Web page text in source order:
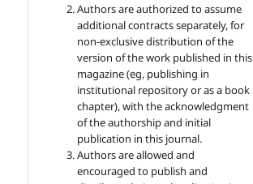
Authors are authorized to assume
additional contracts separately, for
non-exclusive distribution of the
version of the work published in this
magazine (eg, publishing in
institutional repository or as a book
chapter), with the acknowledgment
of the authorship and initial
publication in this journal.
Authors are allowed and
encouraged to publish and